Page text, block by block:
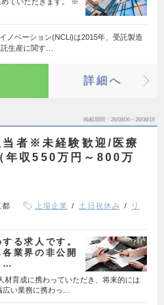
ノベーション(NCLi)は2015年、受託製造
生産に関す…
詳細へ
掲載期間 26/08/06～26/08/19
当者※未経験歓迎/医療
年収550万円～800万
都 上場企業 土日祝休み
リ
る求人です。
業界の非公開
…
材育成に携わっていただき、将来的には
い業務に携わっ…